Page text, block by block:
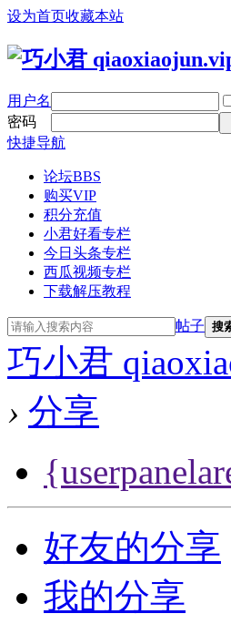
设为首页收藏本站
用户名
密码
快捷导航
论坛BBS
购买VIP
积分充值
小君好看专栏
今日头条专栏
西瓜视频专栏
下载解压教程
帖子 搜
巧小君
› 分享
好友的分享
我的分享